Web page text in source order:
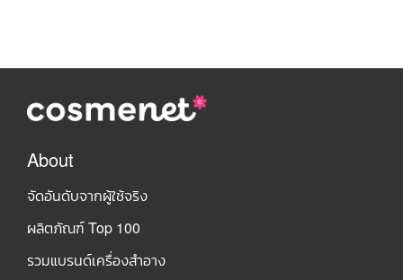
About
จัดอันดับจากผู้ใช้จริง
ผลิตภัณฑ์ Top 100
รวมแบรนด์เครื่องสำอาง